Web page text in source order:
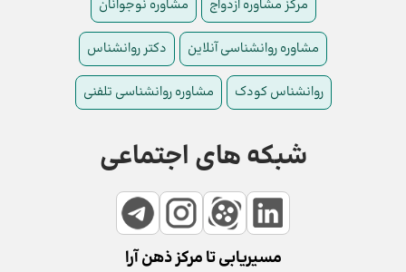
مرکز مشاوره ازدواج مشاوره نوجوانان
مشاوره روانشناسی آنلاین دکتر روانشناس
روانشناس کودک مشاوره روانشناسی تلفنی
شبکه های اجتماعی
مسیریابی تا مرکز ذهن آرا